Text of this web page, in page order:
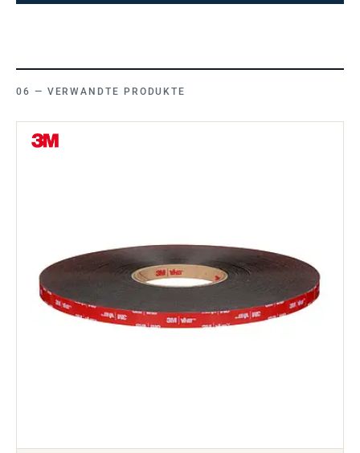
VERWANDTE PRODUKTE